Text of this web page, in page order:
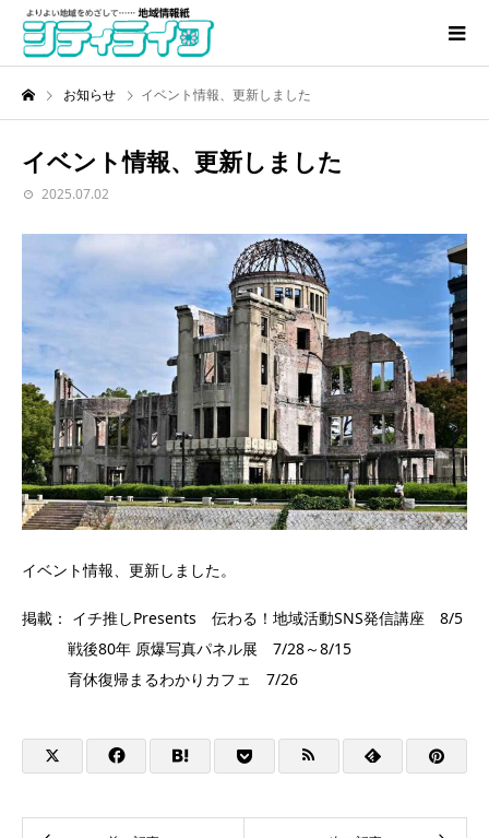
お知らせ イベント情報、更新しました
イベント情報、更新しました
2025.07.02
イベント情報、更新しました。
掲載： イチ推しPresents 伝わる！地域活動SNS発信講座 8/5
戦後80年 原爆写真パネル展 7/28～8/15
育休復帰まるわかりカフェ 7/26